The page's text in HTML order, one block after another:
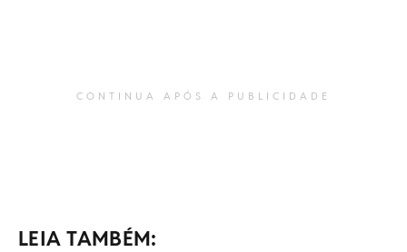
CONTINUA APÓS A PUBLICIDADE
LEIA TAMBÉM: